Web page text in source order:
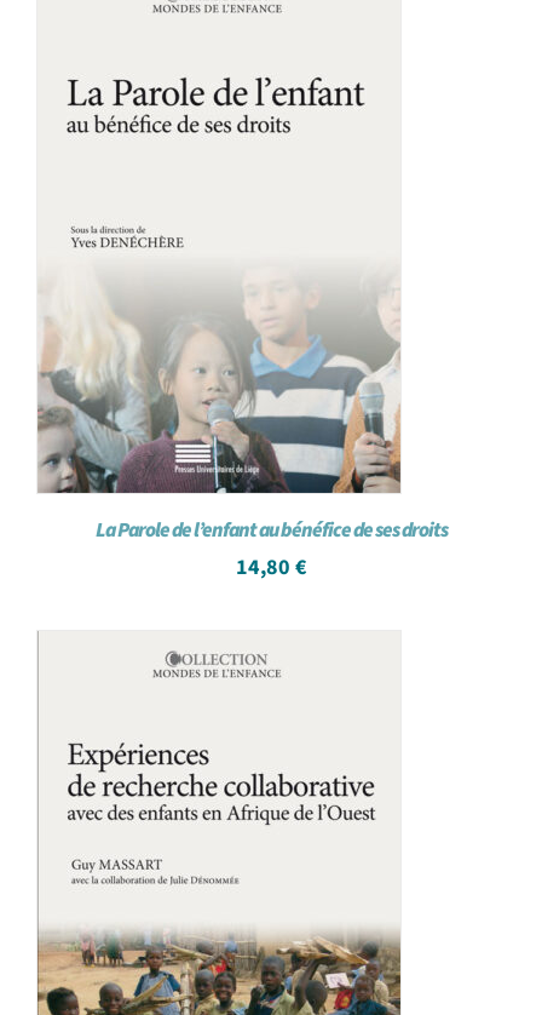
Panier WooCommerce
La Parole de l’enfant au bénéfice de ses droits
14,80 €